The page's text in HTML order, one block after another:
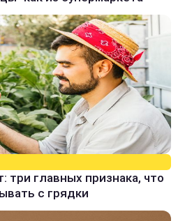
три главных признака, что
с грядки